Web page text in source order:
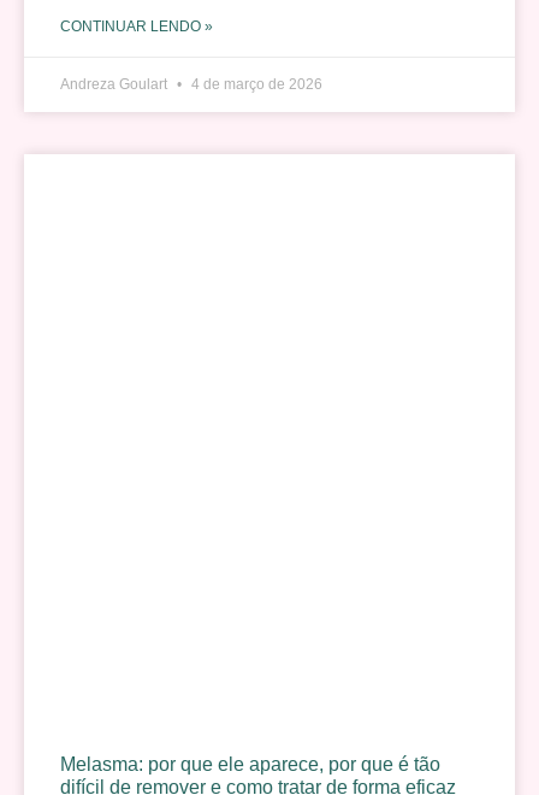
CONTINUAR LENDO »
Andreza Goulart 4 de março de 2026
Melasma: por que ele aparece, por que é tão
difícil de remover e como tratar de forma eficaz